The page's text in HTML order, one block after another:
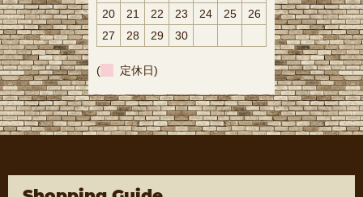
20 21 22 23 24 25
26
27
28 29 30
( 定休日)